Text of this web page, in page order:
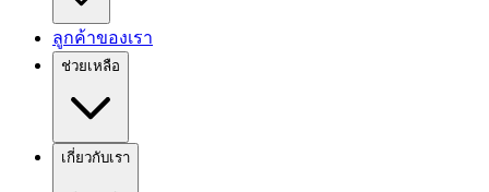
ลูกค้าของเรา
ช่วยเหลือ
เกี่ยวกับเรา